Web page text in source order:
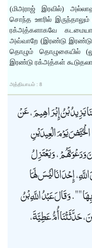
(மிஅராஜ் இரவில்)
சொந்த ஊரில்
ரக்அத்களாகவே
அவ்வாறே (இரண்டு
தொழும் தொழுகையில்
இரண்டு ரக்அத்கள்
அத்தியாயம் : 8
يَزِيدُ بْنُ إِبْرَاهِيمَ، عَنْ
يَوْمَ الْعِيدَيْنِ
وَيَعْتَزِلُ
إِحْدَانَا لَيْسَ لَهَا
"". وَقَالَ عَبْدُ اللَّهِ بْنُ
حَدَّثَتْنَا أُمُّ عَطِيَّةَ،